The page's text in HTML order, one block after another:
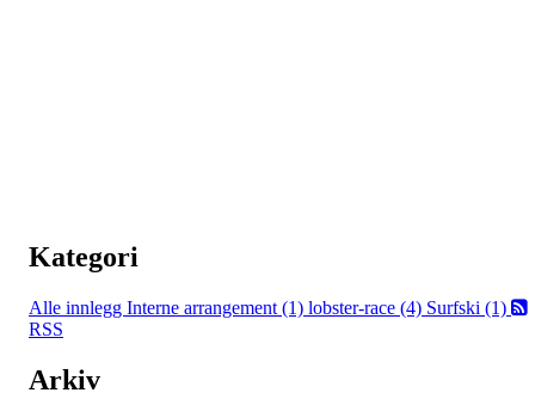
Kategori
Alle innlegg Interne arrangement (1) lobster-race (4) Surfski (1)
RSS
Arkiv